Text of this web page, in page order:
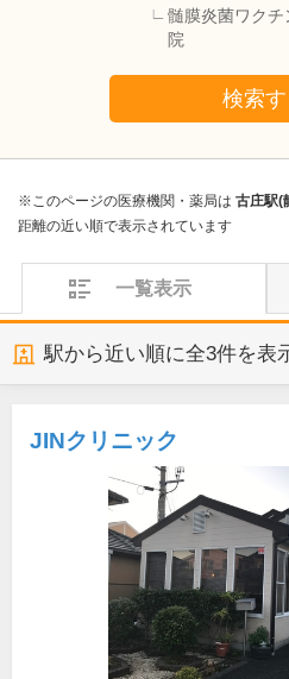
髄膜炎菌ワク
院
検索す
※このページの医療機関・薬局は 古庄駅(
距離の近い順で表示されています
一覧表示
駅から近い順に全3件を表
JINクリニック